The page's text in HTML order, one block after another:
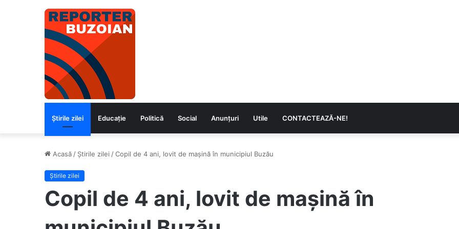
Știrile zilei Educaţie Politică Social Anunțuri Utile CONTACTEAZĂ-NE!
Acasă / Știrile zilei /Copil de 4 ani, lovit de mașină în municipiul Buzău
Știrile zilei
Copil de 4 ani, lovit de mașină în